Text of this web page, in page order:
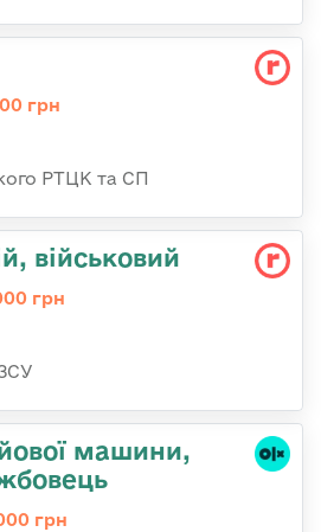
грн
РТЦК та СП
військовий
грн
машини,
грн